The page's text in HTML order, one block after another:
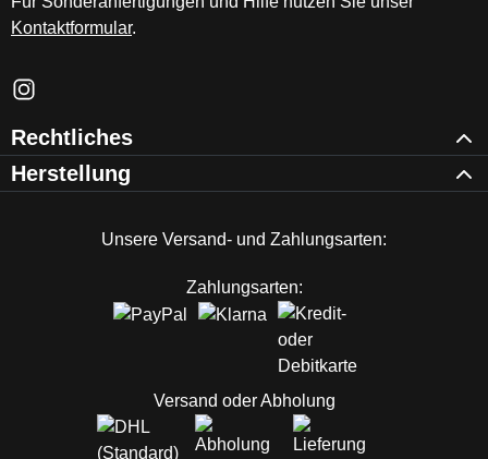
Kontaktformular.
Schau auf Instagram vorbei – öffnet in neuem Tab (externer
Rechtliches
Herstellung
Unsere Versand- und Zahlungsarten:
Zahlungsarten:
Versand oder Abholung